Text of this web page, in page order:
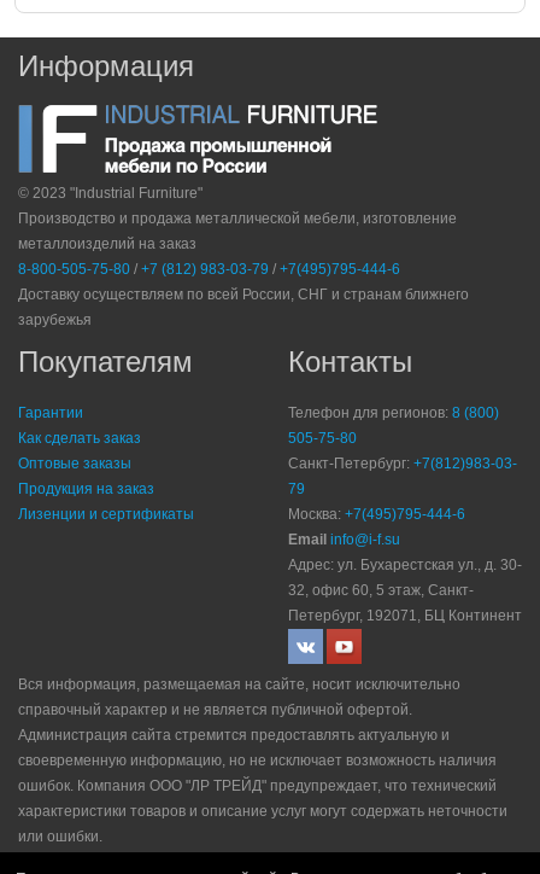
Информация
© 2023 "Industrial Furniture"
Производство и продажа металлической мебели, изготовление
металлоизделий на заказ
8-800-505-75-80 / +7 (812) 983-03-79 / +7(495)795-444-6
Доставку осуществляем по всей России, СНГ и странам ближнего
зарубежья
Покупателям
Гарантии
Как сделать заказ
Оптовые заказы
Продукция на заказ
Лизенции и сертификаты
Контакты
Телефон для регионов: 8 (800)
505-75-80
Санкт-Петербург: +7(812)983-03-
79
Москва: +7(495)795-444-6
Email info@i-f.su
Адрес: ул. Бухарестская ул., д. 30-
32, офис 60, 5 этаж, Санкт-
Петербург, 192071, БЦ Континент
Вся информация, размещаемая на сайте, носит исключительно
справочный характер и не является публичной офертой.
Администрация сайта стремится предоставлять актуальную и
своевременную информацию, но не исключает возможность наличия
ошибок. Компания ООО "ЛР ТРЕЙД" прeдупрeждaeт, что технический
характеристики товаров и описание услуг могут содержать неточности
или ошибки.